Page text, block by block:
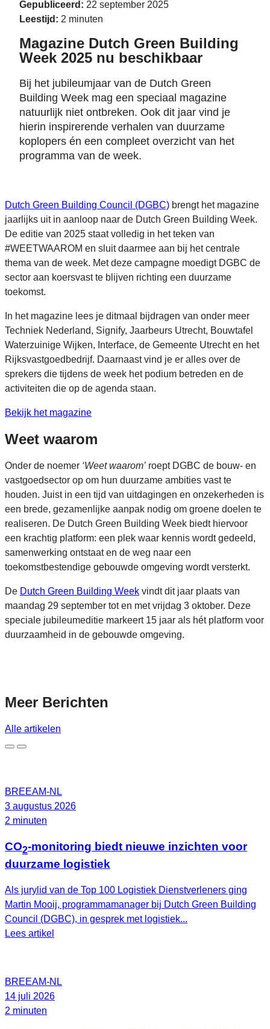
Gepubliceerd: 22 september 2025
Leestijd: 2 minuten
Magazine Dutch Green Building
Week 2025 nu beschikbaar
Bij het jubileumjaar van de Dutch Green
Building Week mag een speciaal magazine
natuurlijk niet ontbreken. Ook dit jaar vind je
hierin inspirerende verhalen van duurzame
koplopers én een compleet overzicht van het
programma van de week.
Dutch Green Building Council (DGBC) brengt het magazine
jaarlijks uit in aanloop naar de Dutch Green Building Week.
De editie van 2025 staat volledig in het teken van
#WEETWAAROM en sluit daarmee aan bij het centrale
thema van de week. Met deze campagne moedigt DGBC de
sector aan koersvast te blijven richting een duurzame
toekomst.
In het magazine lees je ditmaal bijdragen van onder meer
Techniek Nederland, Signify, Jaarbeurs Utrecht, Bouwtafel
Waterzuinige Wijken, Interface, de Gemeente Utrecht en het
Rijksvastgoedbedrijf. Daarnaast vind je er alles over de
sprekers die tijdens de week het podium betreden en de
activiteiten die op de agenda staan.
Bekijk het magazine
Weet waarom
Onder de noemer ‘Weet waarom’ roept DGBC de bouw- en
vastgoedsector op om hun duurzame ambities vast te
houden. Juist in een tijd van uitdagingen en onzekerheden is
een brede, gezamenlijke aanpak nodig om groene doelen te
realiseren. De Dutch Green Building Week biedt hiervoor
een krachtig platform: een plek waar kennis wordt gedeeld,
samenwerking ontstaat en de weg naar een
toekomstbestendige gebouwde omgeving wordt versterkt.
De Dutch Green Building Week vindt dit jaar plaats van
maandag 29 september tot en met vrijdag 3 oktober. Deze
speciale jubileumeditie markeert 15 jaar als hét platform voor
duurzaamheid in de gebouwde omgeving.
Meer Berichten
Alle artikelen
BREEAM-NL
3 augustus 2026
2 minuten
CO2-monitoring biedt nieuwe inzichten voor
duurzame logistiek
Als jurylid van de Top 100 Logistiek Dienstverleners ging
Martin Mooij, programmamanager bij Dutch Green Building
Council (DGBC), in gesprek met logistiek...
Lees artikel
BREEAM-NL
14 juli 2026
2 minuten